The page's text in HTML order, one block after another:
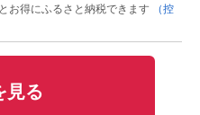
お得にふるさと納税できます
（控
見る